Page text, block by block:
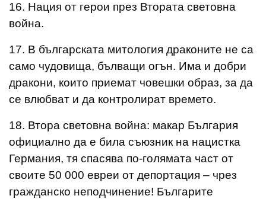
16. Нация от герои през Втората световна
война.
17. В българската митология драконите не са
само чудовища, бълващи огън. Има и добри
дракони, които приемат човешки образ, за да
се влюбват и да контролират времето.
18. Втора световна война: макар България
официално да е била съюзник на нацистка
Германия, тя спасява по-голямата част от
своите 50 000 евреи от депортация – чрез
гражданско неподчинение! Българите